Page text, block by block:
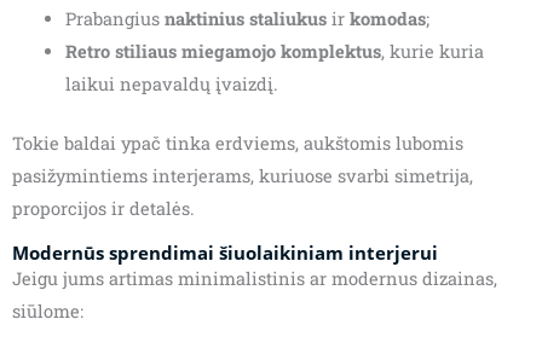
Prabangius naktinius staliukusir komodas;
Retro stiliaus miegamojo komplektus, kurie kuria
laikui nepavaldų įvaizdį.
Tokie baldai ypač tinka erdviems, aukštomis lubomis
pasižymintiems interjerams, kuriuose svarbi simetrija,
proporcijos ir detalės.
Modernūs sprendimai šiuolaikiniam interjerui
Jeigu jums artimas minimalistinis ar modernus dizainas,
siūlome: